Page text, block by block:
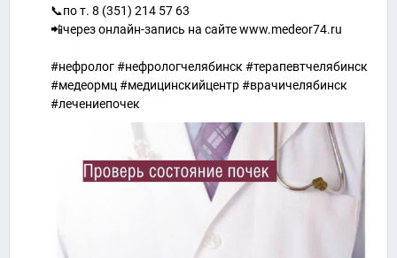
📞по т. 8 (351) 214 57 63
📲через онлайн-запись на сайте www.medeor74.ru
#нефролог #нефрологчелябинск #терапевтчелябинск
#медеормц #медицинскийцентр #врачичелябинск
#лечениепочек